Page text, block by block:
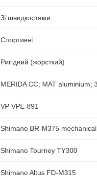
Зі швидкостями
Спортивні
Ригідний (жорсткий)
MERIDA CC; MAT aluminium;
VP VPE-891
Shimano BR-M375
Shimano Tourney TY300
Shimano Altus FD-M315